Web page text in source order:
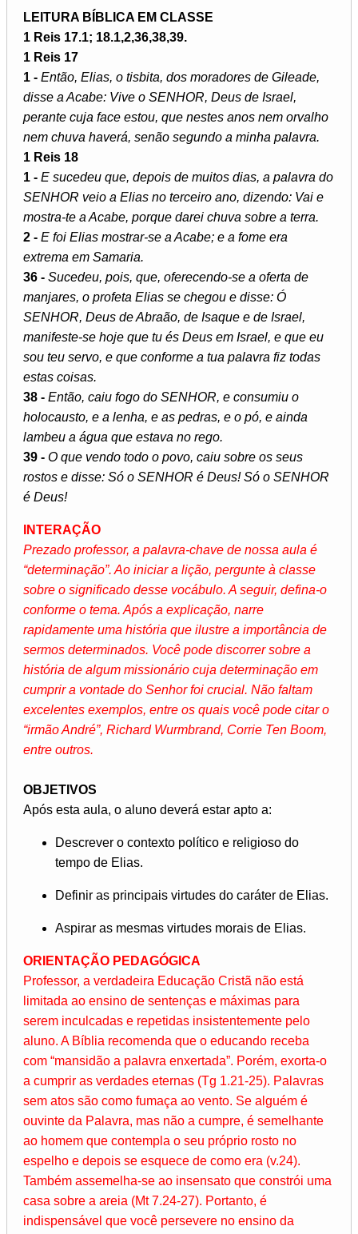
LEITURA BÍBLICA EM CLASSE
1 Reis 17.1; 18.1,2,36,38,39.
1 Reis 17
1 - Então, Elias, o tisbita, dos moradores de Gileade,
disse a Acabe: Vive o SENHOR, Deus de Israel,
perante cuja face estou, que nestes anos nem orvalho
nem chuva haverá, senão segundo a minha palavra.
1 Reis 18
1 - E sucedeu que, depois de muitos dias, a palavra do
SENHOR veio a Elias no terceiro ano, dizendo: Vai e
mostra-te a Acabe, porque darei chuva sobre a terra.
2 - E foi Elias mostrar-se a Acabe; e a fome era
extrema em Samaria.
36 - Sucedeu, pois, que, oferecendo-se a oferta de
manjares, o profeta Elias se chegou e disse: Ó
SENHOR, Deus de Abraão, de Isaque e de Israel,
manifeste-se hoje que tu és Deus em Israel, e que eu
sou teu servo, e que conforme a tua palavra fiz todas
estas coisas.
38 - Então, caiu fogo do SENHOR, e consumiu o
holocausto, e a lenha, e as pedras, e o pó, e ainda
lambeu a água que estava no rego.
39 - O que vendo todo o povo, caiu sobre os seus
rostos e disse: Só o SENHOR é Deus! Só o SENHOR
é Deus!
INTERAÇÃO
Prezado professor, a palavra-chave de nossa aula é
“determinação”. Ao iniciar a lição, pergunte à classe
sobre o significado desse vocábulo. A seguir, defina-o
conforme o tema. Após a explicação, narre
rapidamente uma história que ilustre a importância de
sermos determinados. Você pode discorrer sobre a
história de algum missionário cuja determinação em
cumprir a vontade do Senhor foi crucial. Não faltam
excelentes exemplos, entre os quais você pode citar o
“irmão André”, Richard Wurmbrand, Corrie Ten Boom,
entre outros.
OBJETIVOS
Após esta aula, o aluno deverá estar apto a:
Descrever o contexto político e religioso do
tempo de Elias.
Definir as principais virtudes do caráter de Elias.
Aspirar as mesmas virtudes morais de Elias.
ORIENTAÇÃO PEDAGÓGICA
Professor, a verdadeira Educação Cristã não está
limitada ao ensino de sentenças e máximas para
serem inculcadas e repetidas insistentemente pelo
aluno. A Bíblia recomenda que o educando receba
com “mansidão a palavra enxertada”. Porém, exorta-o
a cumprir as verdades eternas (Tg 1.21-25). Palavras
sem atos são como fumaça ao vento. Se alguém é
ouvinte da Palavra, mas não a cumpre, é semelhante
ao homem que contempla o seu próprio rosto no
espelho e depois se esquece de como era (v.24).
Também assemelha-se ao insensato que constrói uma
casa sobre a areia (Mt 7.24-27). Portanto, é
indispensável que você persevere no ensino da